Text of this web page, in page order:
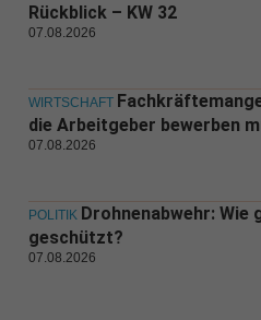
Rückblick – KW 32
07.08.2026
WIRTSCHAFT
die Arbeitgeber bewerben
07.08.2026
POLITIK Drohnenabwehr: Wie
geschützt?
07.08.2026